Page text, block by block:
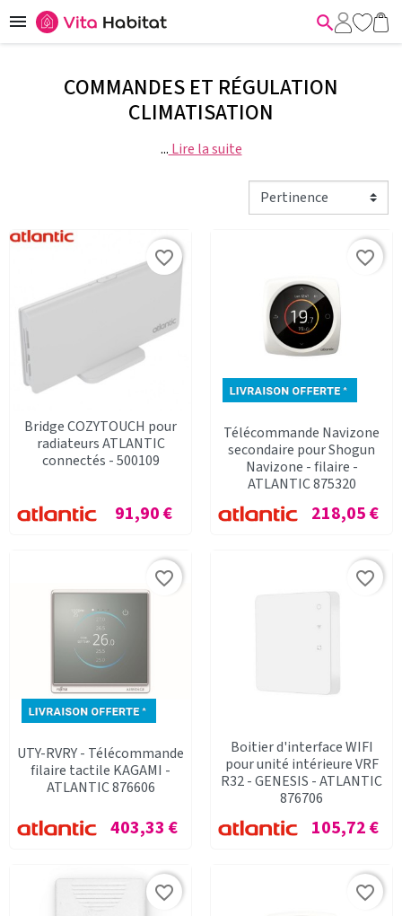
 
COMMANDES ET RÉGULATION
CLIMATISATION
... Lire la suite
Bridge COZYTOUCH pour
radiateurs ATLANTIC
connectés - 500109
Prix
91,90 €
favorite_border
Télécommande Navizone
secondaire pour Shogun
Navizone - filaire -
ATLANTIC 875320
Prix
218,05 €
favorite_border
UTY-RVRY - Télécommande
filaire tactile KAGAMI -
ATLANTIC 876606
Prix
403,33 €
favorite_border
Boitier d'interface WIFI
pour unité intérieure VRF
R32 - GENESIS - ATLANTIC
876706
Prix
105,72 €
favorite_border
favorite_border favorite_border